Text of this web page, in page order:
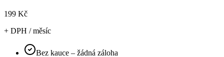
199 Kč
+ DPH / měsíc
Bez kauce – žádná záloha